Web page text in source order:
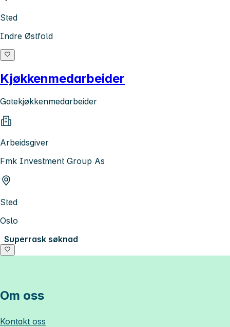
Sted
Indre Østfold
Kjøkkenmedarbeider
Gatekjøkkenmedarbeider
Arbeidsgiver
Fmk Investment Group As
Sted
Oslo
Superrask søknad
Om oss
Kontakt oss